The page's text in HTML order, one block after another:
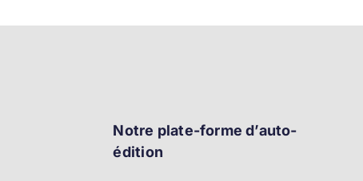
Notre plate-forme d’auto-
édition